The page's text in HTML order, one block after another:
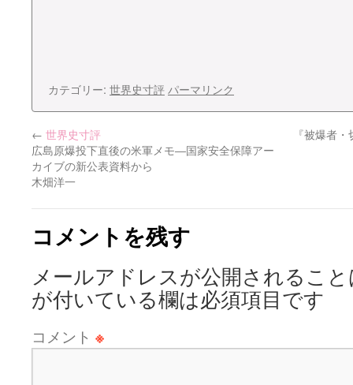
カテゴリー: 世界史寸評 パーマリンク
← 世界史寸評
広島原爆投下直後の米軍メモ―国家安全保障アー
カイブの新公表資料から
木畑洋一
『被爆者
コメントを残す
メールアドレスが公開されるこ
が付いている欄は必須項目です
コメント ※